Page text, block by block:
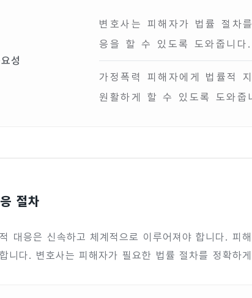
성
변호사는 피해자가 법률 절차
응을 할 수 있도록 도와줍니다.
가정폭력 피해자에게 법률적
원활하게 할 수 있도록 도와줍
절차
대응은 신속하고 체계적으로 이루어져야 합니다. 피
니다. 변호사는 피해자가 필요한 법률 절차를 정확하